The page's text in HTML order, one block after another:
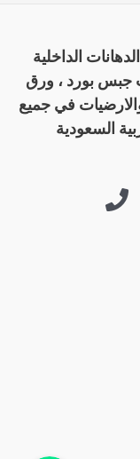
الداخلية
جبس بورد ، ورق
في جميع
السعودية